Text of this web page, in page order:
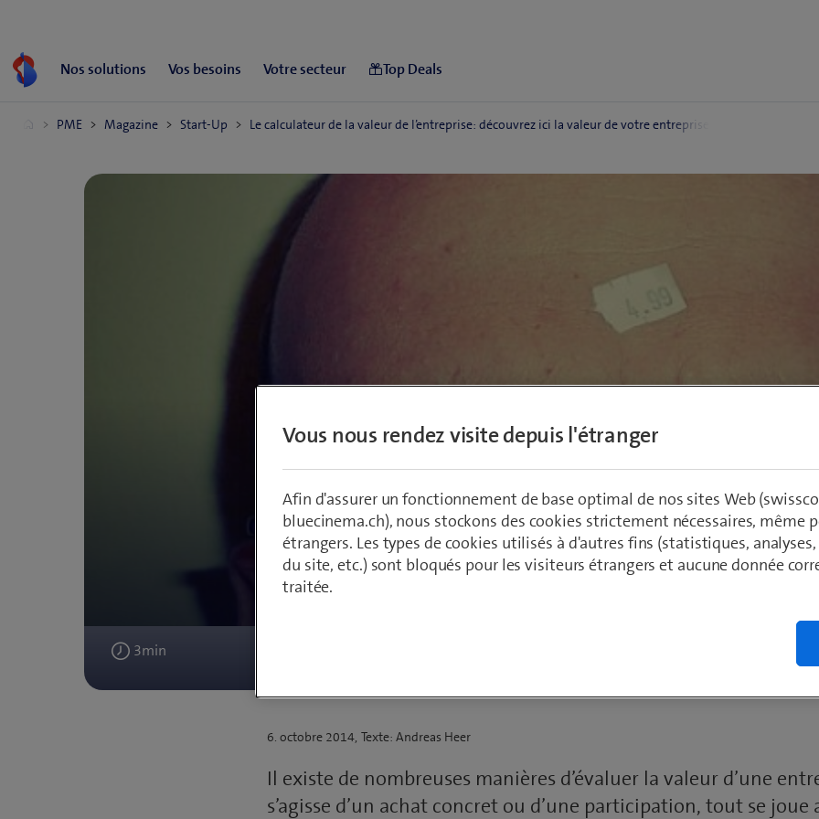
3min
Le calculateur de la
l’entreprise: découvrez ici la
Publié
6. octobre 2014 Texte: Andreas Heer
Il existe de nombreuses manières d’évaluer la valeur d’une
s’agisse d’un achat concret ou d’une participation, tout se
Vous nous rendez visite depuis l'étranger
Afin d'assurer un fonctionnement de base optimal de nos sites Web
bluecinema.ch), nous stockons des cookies strictement nécessaires, même
étrangers. Les types de cookies utilisés à d'autres fins (statistiques,
du site, etc.) sont bloqués pour les visiteurs étrangers et aucune donnée
traitée.